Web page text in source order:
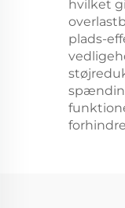
hvilket
plads-